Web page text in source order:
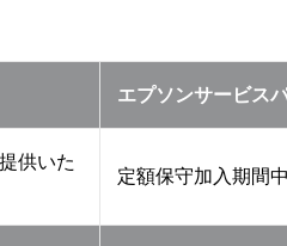
エプソンサービス
供いた
定額保守加入期間